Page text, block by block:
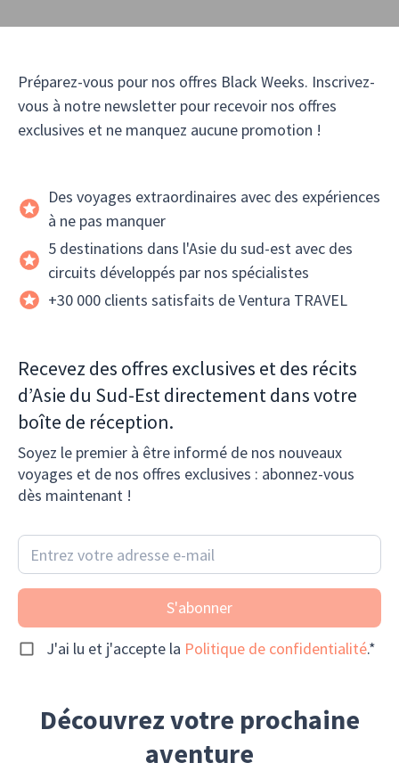
Préparez-vous pour nos offres Black Weeks. Inscrivez-
vous à notre newsletter pour recevoir nos offres
exclusives et ne manquez aucune promotion !
Des voyages extraordinaires avec des expériences
à ne pas manquer
5 destinations dans l'Asie du sud-est avec des
circuits développés par nos spécialistes
+30 000 clients satisfaits de Ventura TRAVEL
Recevez des offres exclusives et des récits
d’Asie du Sud-Est directement dans votre
boîte de réception.
Soyez le premier à être informé de nos nouveaux
voyages et de nos offres exclusives : abonnez-vous
dès maintenant !
S'abonner
J'ai lu et j'accepte la Politique de confidentialité.*
Découvrez votre prochaine
aventure